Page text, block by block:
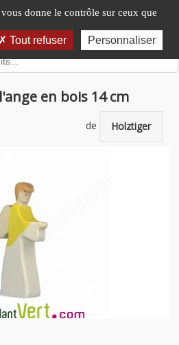
donne le contrôle sur ceux que
Tout refuser Personnaliser
en bois 14 cm
de Holztiger